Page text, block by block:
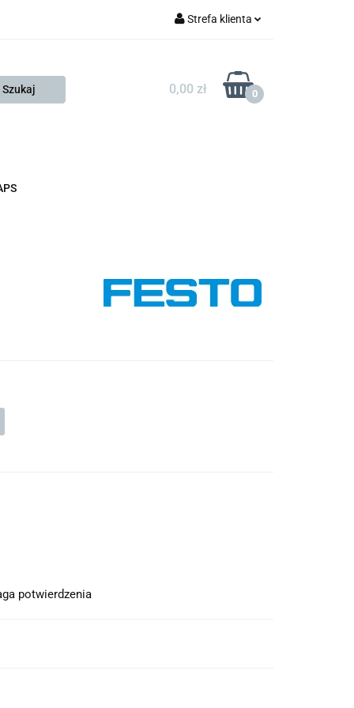
Strefa klienta
Zarejestruj się
Dodaj zgłoszenie
0,00 zł 0
potwierdzenia